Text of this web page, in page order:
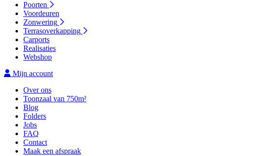
Poorten
Voordeuren
Zonwering
Terrasoverkapping
Carports
Realisaties
Webshop
Mijn account
Over ons
Toonzaal van 750m²
Blog
Folders
Jobs
FAQ
Contact
Maak een afspraak